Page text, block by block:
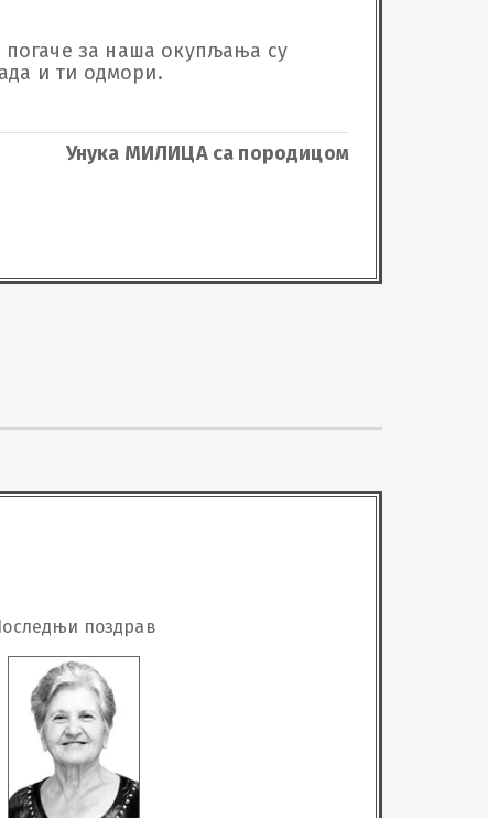
погаче за наша окупљања су
Унука МИЛИЦА са породицом
поздрав